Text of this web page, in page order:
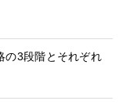
の3段階とそれぞれ